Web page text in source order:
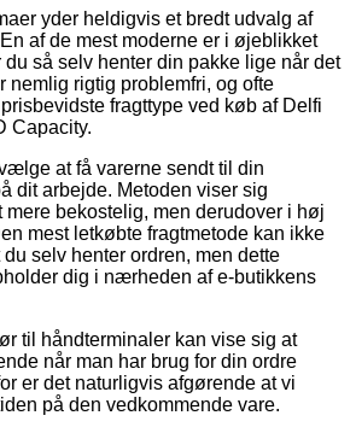
yder heldigvis et bredt udvalg af
af de mest moderne er i øjeblikket
så selv henter din pakke lige når det
nemlig rigtig problemfri, og ofte
fragttype ved køb af Delfi
Capacity.
at få varerne sendt til din
dit arbejde. Metoden viser sig
bekostelig, men derudover i høj
mest letkøbte fragtmetode kan ikke
selv henter ordren, men dette
dig i nærheden af e-butikkens
til håndterminaler kan vise sig at
når man har brug for din ordre
er det naturligvis afgørende at vi
på den vedkommende vare.